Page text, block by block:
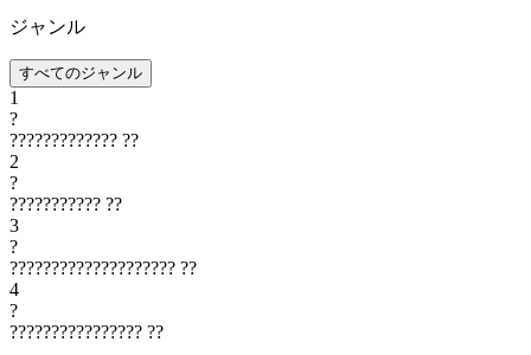
ジャンル
すべてのジャンル
1
?
????????????? ??
2
?
??????????? ??
3
?
???????????????????? ??
4
?
???????????????? ??